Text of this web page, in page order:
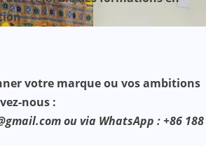
votre marque ou vos ambitions
nous :
ou via WhatsApp : +86 188